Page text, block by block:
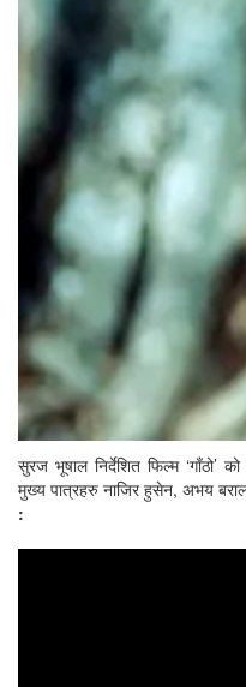
सुरज भूषाल निर्देशित फिल्म ‘गाँठो’
मुख्य पात्रहरु नाजिर हुसेन, अभय
: